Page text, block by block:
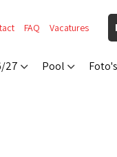
FAQ Vacatures
27 Pool Foto's